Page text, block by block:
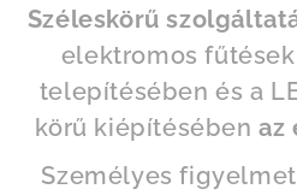
Széleskörű
elektromos
telepítésében és a
körű kiépítésébenaz
Személyes